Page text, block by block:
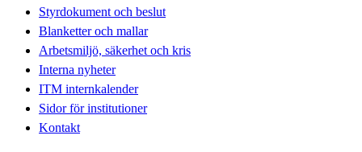
Styrdokument och beslut
Blanketter och mallar
Arbetsmiljö, säkerhet och kris
Interna nyheter
ITM internkalender
Sidor för institutioner
Kontakt